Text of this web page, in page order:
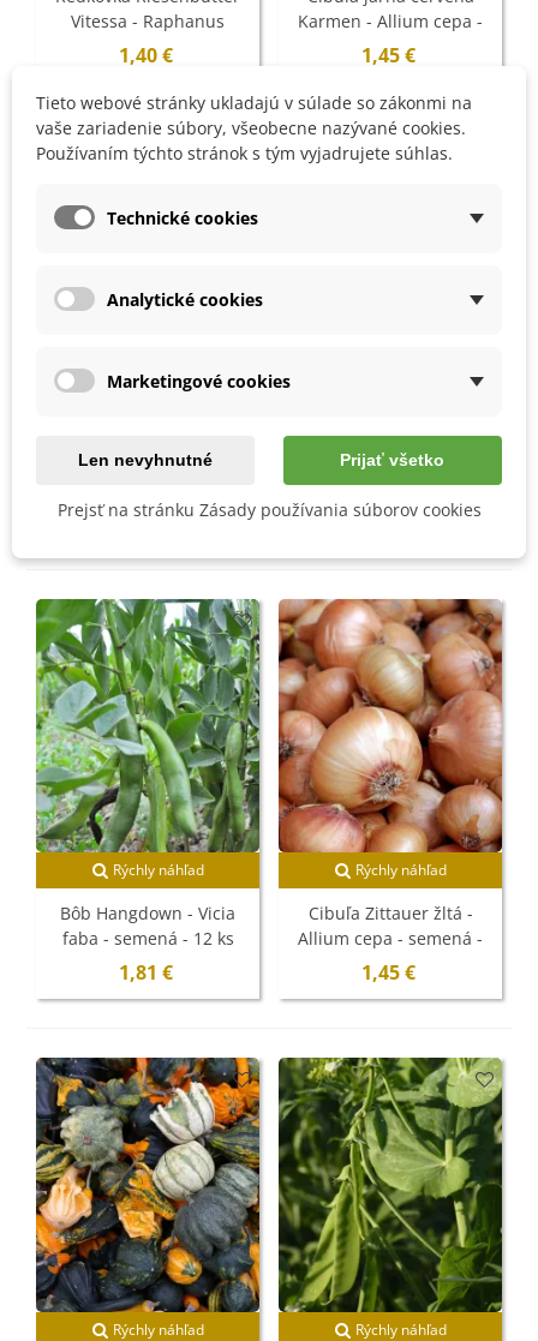
Vitessa - Raphanus
sativus sativus - semená -
100 ks
1,40 €
Karmen - Allium cepa -
semená - 200 ks
1,45 €
Cibuľa jarná kuchynská
semená - 200 ks
1,45 €
Pažítka Bohemia - Allium
Schoenoprasu - semená -
400 ks
1,40 €
Rýchly náhľad
Bôb Hangdown - Vicia
faba - semená - 12 ks
1,81 €
Rýchly náhľad
Cibuľa Zittauer žltá -
Allium cepa - semená -
270 ks
1,45 €
Rýchly náhľad Rýchly náhľad
Tieto webové stránky ukladajú v súlade so zákonmi na
vaše zariadenie súbory, všeobecne nazývané cookies.
Používaním týchto stránok s tým vyjadrujete súhlas.
Technické cookies
Analytické cookies
Marketingové cookies
Len nevyhnutné Prijať všetko
Prejsť na stránku Zásady používania súborov cookies